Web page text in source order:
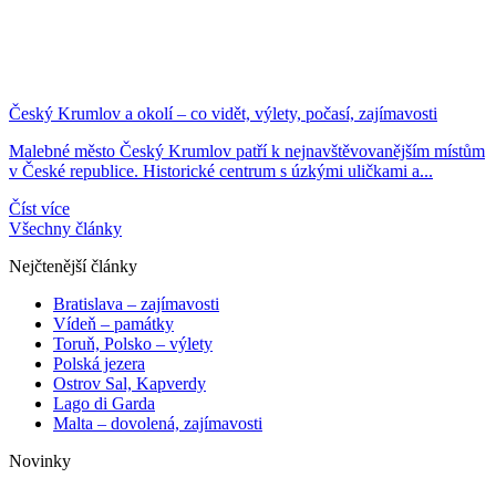
Český Krumlov a okolí – co vidět, výlety, počasí, zajímavosti
Malebné město Český Krumlov patří k nejnavštěvovanějším místům
v České republice. Historické centrum s úzkými uličkami a...
Číst více
Všechny články
Nejčtenější články
Bratislava – zajímavosti
Vídeň – památky
Toruň, Polsko – výlety
Polská jezera
Ostrov Sal, Kapverdy
Lago di Garda
Malta – dovolená, zajímavosti
Novinky